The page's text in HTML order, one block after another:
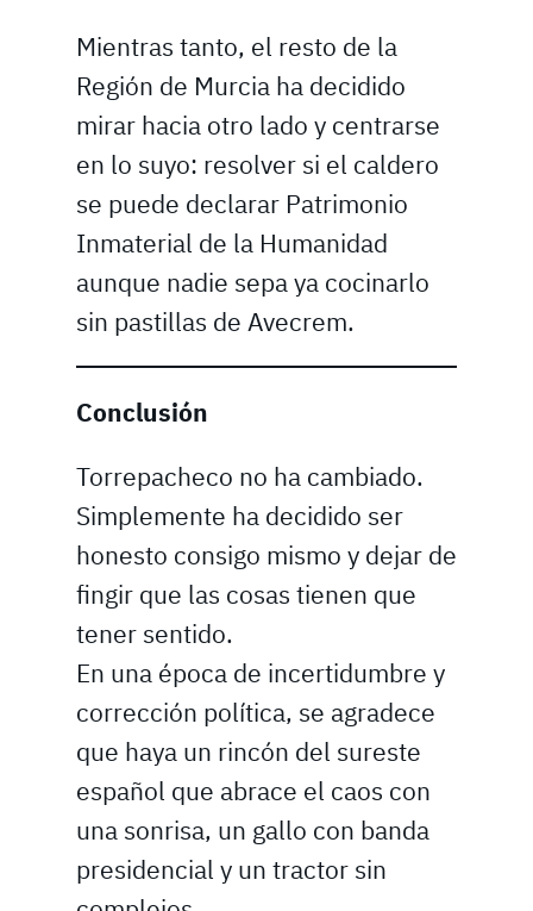
Mientras tanto, el resto de la
Región de Murcia ha decidido
mirar hacia otro lado y centrarse
en lo suyo: resolver si el caldero
se puede declarar Patrimonio
Inmaterial de la Humanidad
aunque nadie sepa ya cocinarlo
sin pastillas de Avecrem.
Conclusión
Torrepacheco no ha cambiado.
Simplemente ha decidido ser
honesto consigo mismo y dejar de
fingir que las cosas tienen que
tener sentido.
En una época de incertidumbre y
corrección política, se agradece
que haya un rincón del sureste
español que abrace el caos con
una sonrisa, un gallo con banda
presidencial y un tractor sin